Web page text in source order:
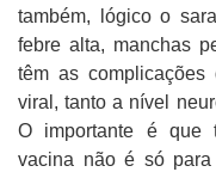
também, lógico o
febre alta, manchas
têm as
viral, tanto a nível
O importante é que
vacina não é só para